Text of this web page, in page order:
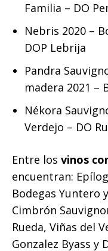
Familia – DO
Nebris 2020 –
DOP Lebrija
Pandra
madera 2021 –
Nékora
Verdejo – DO
Entre los vinos
encuentran:
Bodegas Yuntero
Cimbrón
Rueda, Viñas del
Gonzalez Byass y